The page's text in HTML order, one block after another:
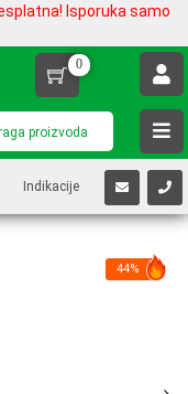
Isporuka samo
0
Indikacije
44%